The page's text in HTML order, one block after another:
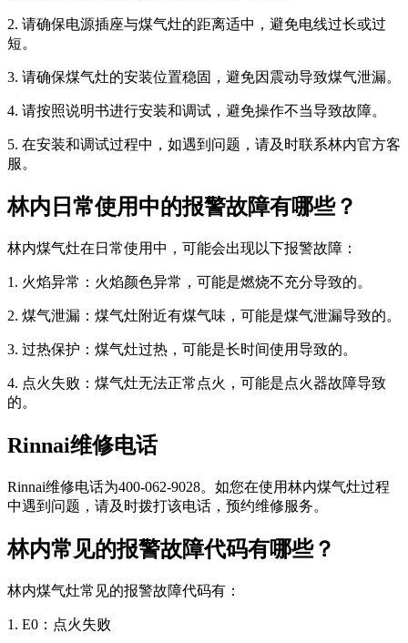
2. 请确保电源插座与煤气灶的距离适中，避免电线过长或过
短。
3. 请确保煤气灶的安装位置稳固，避免因震动导致煤气泄漏。
4. 请按照说明书进行安装和调试，避免操作不当导致故障。
5. 在安装和调试过程中，如遇到问题，请及时联系林内官方客
服。
林内日常使用中的报警故障有哪些？
林内煤气灶在日常使用中，可能会出现以下报警故障：
1. 火焰异常：火焰颜色异常，可能是燃烧不充分导致的。
2. 煤气泄漏：煤气灶附近有煤气味，可能是煤气泄漏导致的。
3. 过热保护：煤气灶过热，可能是长时间使用导致的。
4. 点火失败：煤气灶无法正常点火，可能是点火器故障导致
的。
Rinnai维修电话
Rinnai维修电话为400-062-9028。如您在使用林内煤气灶过程
中遇到问题，请及时拨打该电话，预约维修服务。
林内常见的报警故障代码有哪些？
林内煤气灶常见的报警故障代码有：
1. E0：点火失败